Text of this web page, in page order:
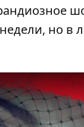
но в